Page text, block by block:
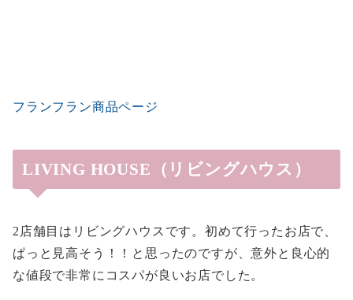
フランフラン商品ページ
LIVING HOUSE（リビングハウス）
2店舗目はリビングハウスです。初めて行ったお店で、
ぱっと見高そう！！と思ったのですが、意外と良心的
な値段で非常にコスパが良いお店でした。